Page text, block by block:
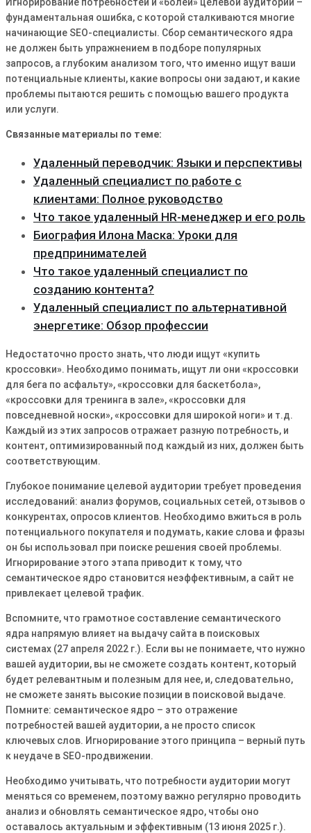
фундаментальная ошибка, с которой сталкиваются многие
начинающие SEO-специалисты․ Сбор семантического ядра
не должен быть упражнением в подборе популярных
запросов, а глубоким анализом того, что именно ищут ваши
потенциальные клиенты, какие вопросы они задают, и какие
проблемы пытаются решить с помощью вашего продукта
или услуги․
Связанные материалы по теме:
Удаленный переводчик: Языки и перспективы
Удаленный специалист по работе с
клиентами: Полное руководство
Что такое удаленный HR-менеджер и его роль
Биография Илона Маска: Уроки для
предпринимателей
Что такое удаленный специалист по
созданию контента?
Удаленный специалист по альтернативной
энергетике: Обзор профессии
Недостаточно просто знать, что люди ищут «купить
кроссовки»․ Необходимо понимать, ищут ли они «кроссовки
для бега по асфальту», «кроссовки для баскетбола»,
«кроссовки для тренинга в зале», «кроссовки для
повседневной носки», «кроссовки для широкой ноги» и т․д․
Каждый из этих запросов отражает разную потребность, и
контент, оптимизированный под каждый из них, должен быть
соответствующим․
Глубокое понимание целевой аудитории требует проведения
исследований: анализ форумов, социальных сетей, отзывов о
конкурентах, опросов клиентов․ Необходимо вжиться в роль
потенциального покупателя и подумать, какие слова и фразы
он бы использовал при поиске решения своей проблемы․
Игнорирование этого этапа приводит к тому, что
семантическое ядро становится неэффективным, а сайт не
привлекает целевой трафик․
Вспомните, что грамотное составление семантического
ядра напрямую влияет на выдачу сайта в поисковых
системах (27 апреля 2022 г․)․ Если вы не понимаете, что нужно
вашей аудитории, вы не сможете создать контент, который
будет релевантным и полезным для нее, и, следовательно,
не сможете занять высокие позиции в поисковой выдаче․
Помните: семантическое ядро – это отражение
потребностей вашей аудитории, а не просто список
ключевых слов․ Игнорирование этого принципа – верный путь
к неудаче в SEO-продвижении․
Необходимо учитывать, что потребности аудитории могут
меняться со временем, поэтому важно регулярно проводить
анализ и обновлять семантическое ядро, чтобы оно
оставалось актуальным и эффективным (13 июня 2025 г․)․